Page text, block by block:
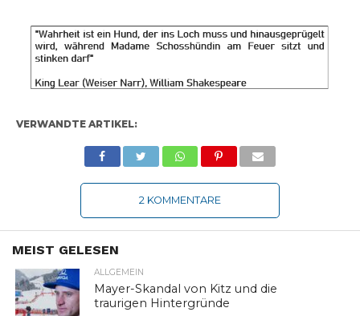
VERWANDTE ARTIKEL:
2 KOMMENTARE
MEIST GELESEN
ALLGEMEIN
Mayer-Skandal von Kitz und die
traurigen Hintergründe